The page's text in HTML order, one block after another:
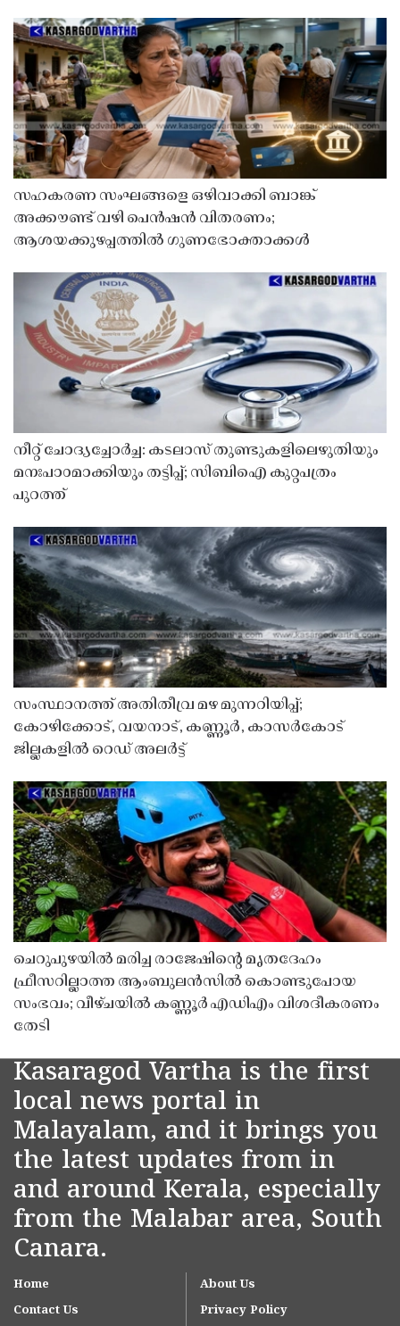
സഹകരണ സംഘങ്ങളെ ഒഴിവാക്കി ബാങ്ക്
അക്കൗണ്ട് വഴി പെൻഷൻ വിതരണം;
ആശയക്കുഴപ്പത്തിൽ ഗുണഭോക്താക്കൾ
നീറ്റ് ചോദ്യച്ചോർച്ച: കടലാസ് തുണ്ടുകളിലെഴുതിയും
മനഃപാഠമാക്കിയും തട്ടിപ്പ്; സിബിഐ കുറ്റപത്രം
പുറത്ത്
സംസ്ഥാനത്ത് അതിതീവ്ര മഴ മുന്നറിയിപ്പ്;
കോഴിക്കോട്, വയനാട്, കണ്ണൂർ, കാസർകോട്
ജില്ലകളിൽ റെഡ് അലർട്ട്
ചെറുപുഴയിൽ മരിച്ച രാജേഷിൻ്റെ മൃതദേഹം
ഫ്രീസറില്ലാത്ത ആംബുലൻസിൽ കൊണ്ടുപോയ
സംഭവം; വീഴ്ചയിൽ കണ്ണൂർ എഡിഎം വിശദീകരണം
തേടി
Kasaragod Vartha is the first
local news portal in
Malayalam, and it brings you
the latest updates from in
and around Kerala, especially
from the Malabar area, South
Canara.
Home
About Us
Contact Us
Privacy Policy